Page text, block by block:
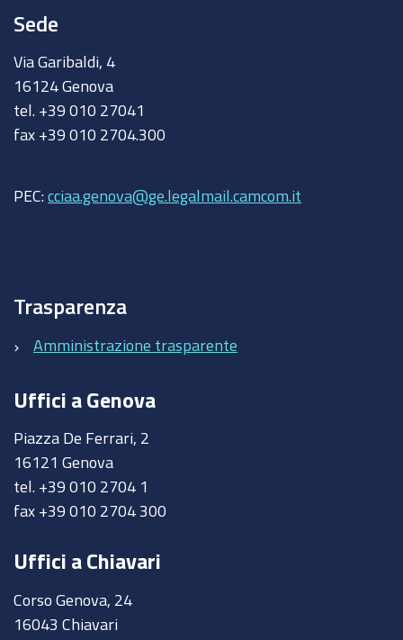
Sede
Via Garibaldi, 4
16124 Genova
tel. +39 010 27041
fax +39 010 2704.300
PEC: cciaa.genova@ge.legalmail.camcom.it
Trasparenza
Amministrazione trasparente
Uffici a Genova
Piazza De Ferrari, 2
16121 Genova
tel. +39 010 2704 1
fax +39 010 2704 300
Uffici a Chiavari
Corso Genova, 24
16043 Chiavari